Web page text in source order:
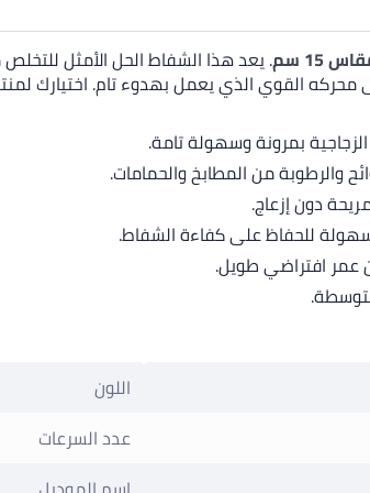
سم . يعد هذا الشفاط الحل الأمثل
محركه القوي الذي يعمل بهدوء تام. اختيارك
بمرونة وسهولة تامة.
والرطوبة من المطابخ والحمامات.
دون إزعاج.
للحفاظ على كفاءة الشفاط.
عمر افتراضي طويل.
اللون
عدد السرعات